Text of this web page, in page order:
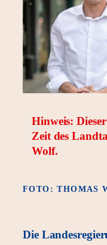
Hinweis:
Zeit des
Wolf.
FOTO: THOMAS
Die